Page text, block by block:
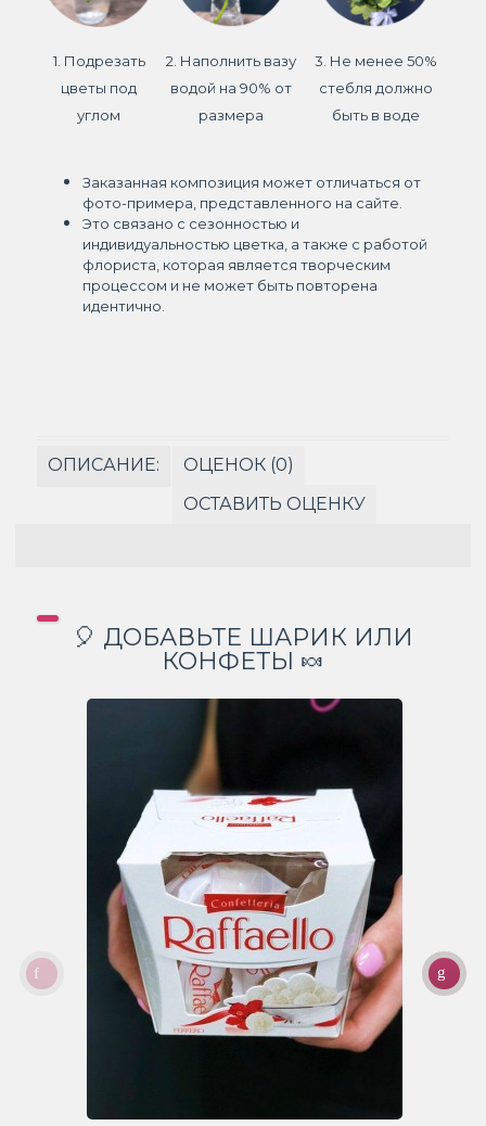
1. Подрезать
цветы под
углом
2. Наполнить вазу
водой на 90% от
размера
3. Не менее 50%
стебля должно
быть в воде
Заказанная композиция может отличаться от
фото-примера, представленного на сайте.
Это связано с сезонностью и
индивидуальностью цветка, а также с работой
флориста, которая является творческим
процессом и не может быть повторена
идентично.
ОПИСАНИЕ:
ОЦЕНОК (0)
ОСТАВИТЬ ОЦЕНКУ
🎈 ДОБАВЬТЕ ШАРИК ИЛИ
КОНФЕТЫ 🍬